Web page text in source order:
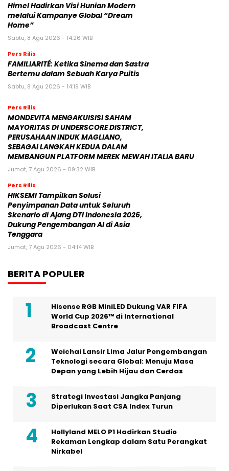
Himel Hadirkan Visi Hunian Modern
melalui Kampanye Global “Dream
Home”
Sabtu, 8 Agu 2026 - 14:26 WIB
Pers Rilis
FAMILIARITÉ: Ketika Sinema dan Sastra
Bertemu dalam Sebuah Karya Puitis
Sabtu, 8 Agu 2026 - 14:19 WIB
Pers Rilis
MONDEVITA MENGAKUISISI SAHAM
MAYORITAS DI UNDERSCORE DISTRICT,
PERUSAHAAN INDUK MAGLIANO,
SEBAGAI LANGKAH KEDUA DALAM
MEMBANGUN PLATFORM MEREK MEWAH ITALIA BARU
Jumat, 7 Agu 2026 - 09:32 WIB
Pers Rilis
HIKSEMI Tampilkan Solusi
Penyimpanan Data untuk Seluruh
Skenario di Ajang DTI Indonesia 2026,
Dukung Pengembangan AI di Asia
Tenggara
Jumat, 7 Agu 2026 - 04:14 WIB
BERITA POPULER
Hisense RGB MiniLED Dukung VAR FIFA
World Cup 2026™ di International
Broadcast Centre
Weichai Lansir Lima Jalur Pengembangan
Teknologi secara Global: Menuju Masa
Depan yang Lebih Hijau dan Cerdas
Strategi Investasi Jangka Panjang
Diperlukan Saat CSA Index Turun
Hollyland MELO P1 Hadirkan Studio
Rekaman Lengkap dalam Satu Perangkat
Nirkabel